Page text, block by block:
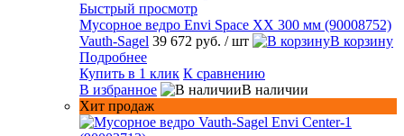
Быстрый просмотр
Мусорное ведро Envi Space XX 300 мм (90008752)
Vauth-Sagel 39 672 руб. / шт
В корзину
Подробнее
Купить в 1 клик К сравнению
В избранное
В наличии
Хит продаж